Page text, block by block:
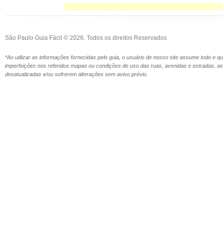
São Paulo Guia Fácil © 2026. Todos os direitos Reservados
*Ao utilizar as informações fornecidas pelo guia, o usuário de nosso site assume todo e
imperfeições nos referidos mapas ou condições de uso das ruas, avenidas e estradas,
desatualizadas e/ou sofrerem alterações sem aviso prévio.